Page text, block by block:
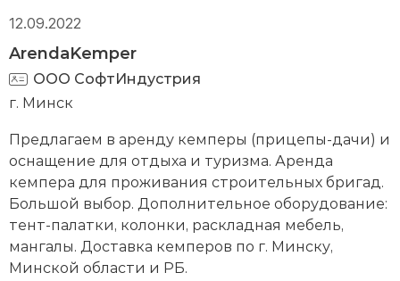
12.09.2022
ArendaKemper
ООО СофтИндустрия
г. Минск
Предлагаем в аренду кемперы (прицепы-дачи) и
оснащение для отдыха и туризма. Аренда
кемпера для проживания строительных бригад.
Большой выбор. Дополнительное оборудование:
тент-палатки, колонки, раскладная мебель,
мангалы. Доставка кемперов по г. Минску,
Минской области и РБ.